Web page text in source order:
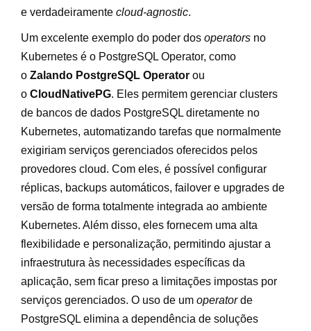
e verdadeiramente cloud-agnostic.
Um excelente exemplo do poder dos operators no
Kubernetes é o PostgreSQL Operator, como
o Zalando PostgreSQL Operator ou
o CloudNativePG. Eles permitem gerenciar clusters
de bancos de dados PostgreSQL diretamente no
Kubernetes, automatizando tarefas que normalmente
exigiriam serviços gerenciados oferecidos pelos
provedores cloud. Com eles, é possível configurar
réplicas, backups automáticos, failover e upgrades de
versão de forma totalmente integrada ao ambiente
Kubernetes. Além disso, eles fornecem uma alta
flexibilidade e personalização, permitindo ajustar a
infraestrutura às necessidades específicas da
aplicação, sem ficar preso a limitações impostas por
serviços gerenciados. O uso de um operatorde
PostgreSQL elimina a dependência de soluções